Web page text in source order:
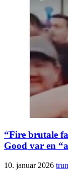
“Fire brutale
Good var en
10. januar 2026